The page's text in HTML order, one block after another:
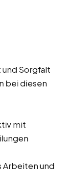
Sorgfalt
bei diesen
mit
Arbeiten und